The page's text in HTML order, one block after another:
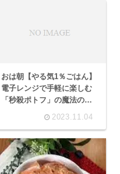
おは朝【やる気1％ごはん】
電子レンジで手軽に楽しむ
「秒殺ポトフ」の魔法のレ
2023.11.04